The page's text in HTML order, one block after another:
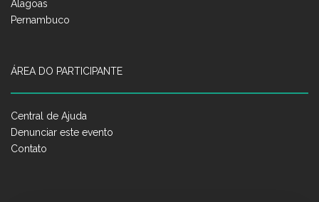
Alagoas
Pernambuco
ÁREA DO PARTICIPANTE
Central de Ajuda
Denunciar este evento
Contato